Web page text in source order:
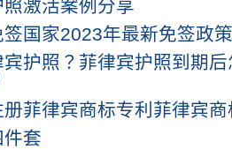
激活案例分享
国家2023年最新免签政
护照？菲律宾护照到期
菲律宾商标专利菲律宾
套